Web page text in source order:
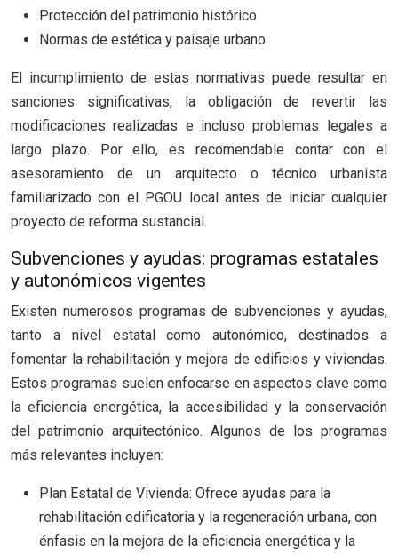
Protección del patrimonio histórico
Normas de estética y paisaje urbano
El incumplimiento de estas normativas puede resultar en
sanciones significativas, la obligación de revertir las
modificaciones realizadas e incluso problemas legales a
largo plazo. Por ello, es recomendable contar con el
asesoramiento de un arquitecto o técnico urbanista
familiarizado con el PGOU local antes de iniciar cualquier
proyecto de reforma sustancial.
Subvenciones y ayudas: programas estatales
y autonómicos vigentes
Existen numerosos programas de subvenciones y ayudas,
tanto a nivel estatal como autonómico, destinados a
fomentar la rehabilitación y mejora de edificios y viviendas.
Estos programas suelen enfocarse en aspectos clave como
la eficiencia energética, la accesibilidad y la conservación
del patrimonio arquitectónico. Algunos de los programas
más relevantes incluyen:
Plan Estatal de Vivienda: Ofrece ayudas para la
rehabilitación edificatoria y la regeneración urbana, con
énfasis en la mejora de la eficiencia energética y la